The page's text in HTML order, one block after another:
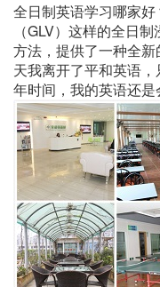
全日制英语学习哪家
（GLV）这样的全日
方法，提供了一种全
天我离开了平和英语
年时间，我的英语还是